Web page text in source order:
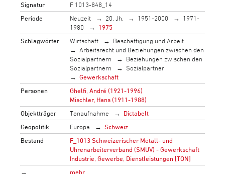
Signatur
F 1013-848_14
Periode
Neuzeit 20. Jh. 1951-2000
1971-
1980
1975
Schlagwörter
Wirtschaft
Beschäftigung und Arbeit
Arbeitsrecht und Beziehungen zwischen den
Sozialpartnern
Beziehungen zwischen den
Sozialpartnern
Sozialpartner
Gewerkschaft
Personen
Ghelfi, André (1921-1996)
Mischler, Hans (1911-1988)
Objektträger
Tonaufnahme
Dictabelt
Geopolitik
Europa
Schweiz
Bestand
F_1013 Schweizerischer Metall- und
Uhrenarbeiterverband (SMUV) - Gewerkschaft
Industrie, Gewerbe, Dienstleistungen [TON]
→
mehr…